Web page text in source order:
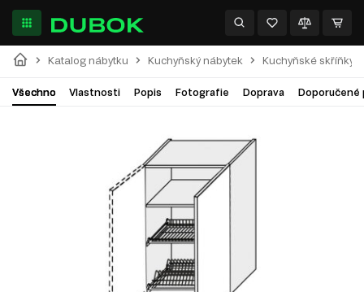
Katalog nábytku Kuchyňský nábytek Kuchyňské skříňky
Všechno Vlastnosti Popis Fotografie Doprava Doporučené